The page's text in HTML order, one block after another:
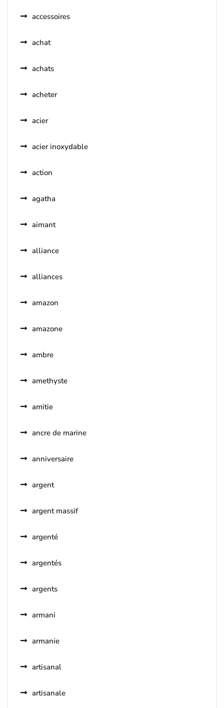
accessoires
achat
achats
acheter
acier
acier inoxydable
action
agatha
aimant
alliance
alliances
amazon
amazone
ambre
amethyste
amitie
ancre de marine
anniversaire
argent
argent massif
argenté
argentés
argents
armani
armanie
artisanal
artisanale